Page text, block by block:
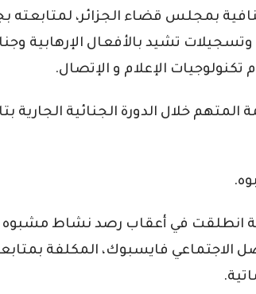
بمجلس قضاء الجزائر، لمتابعته
تشيد بالأفعال الإرهابية
تكنولوجيات الإعلام و الإتصال.
انطلقت في أعقاب رصد نشاط مشبوه
الاجتماعي فايسبوك، المكلفة